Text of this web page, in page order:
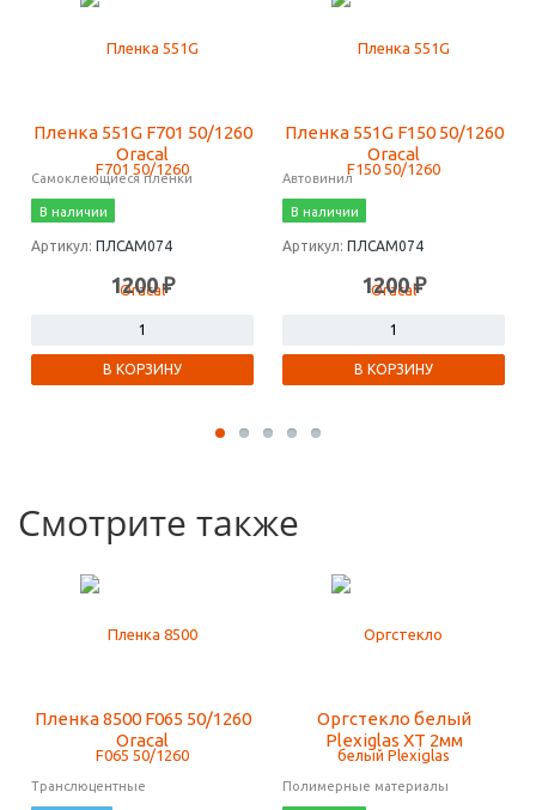
Пленка 551G F701 50/1260
Oracal
Самоклеющиеся пленки
В наличии
Артикул: ПЛСАМ074
1200 ₽
В КОРЗИНУ
Пленка 551G F150 50/1260
Oracal
Автовинил
В наличии
Артикул: ПЛСАМ074
1200 ₽
В КОРЗИНУ
Смотрите также
Пленка 8500 F065 50/1260
Oracal
Транслюцентные
Оргстекло белый
Plexiglas XT 2мм
Полимерные материалы